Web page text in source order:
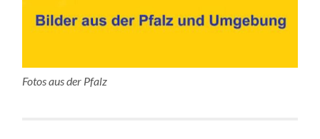
Fotos aus der Pfalz